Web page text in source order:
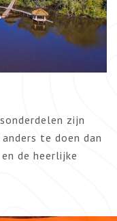
zijn
te doen dan
de heerlijke